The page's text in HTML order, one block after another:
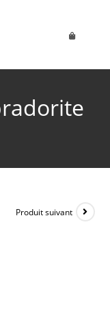
Produit suivant